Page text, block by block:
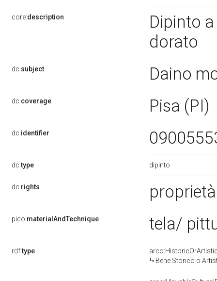
core:description
Dipinto
dorato
dc:subject Daino
dc:coverage Pisa (PI)
dc:identifier
dc:type dipinto
dc:rights
pico:materialAndTechnique tela/
rdf:type
Bene Storico o